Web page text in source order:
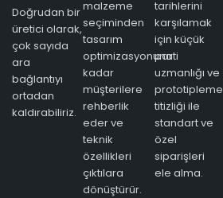
Doğrudan bir
üretici olarak,
çok sayıda
ara
bağlantıyı
ortadan
kaldırabiliriz.
malzeme
seçiminden
tasarım
optimizasyonuna
kadar
müşterilere
rehberlik
eder ve
teknik
özellikleri
çıktılara
dönüştürür.
tarihlerini
karşılamak
için küçük
parti
uzmanlığı ve
prototipleme
titizliği ile
standart ve
özel
siparişleri
ele alma.